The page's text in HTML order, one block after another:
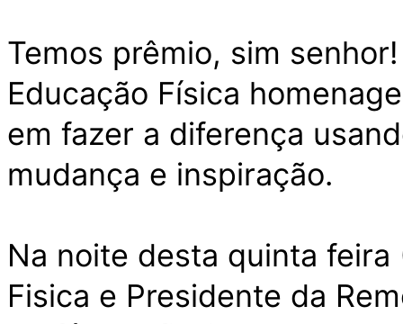
Temos prêmio, sim
Educação Física
em fazer a diferença
mudança e inspiração.
Na noite desta quinta
Fisica e Presidente da